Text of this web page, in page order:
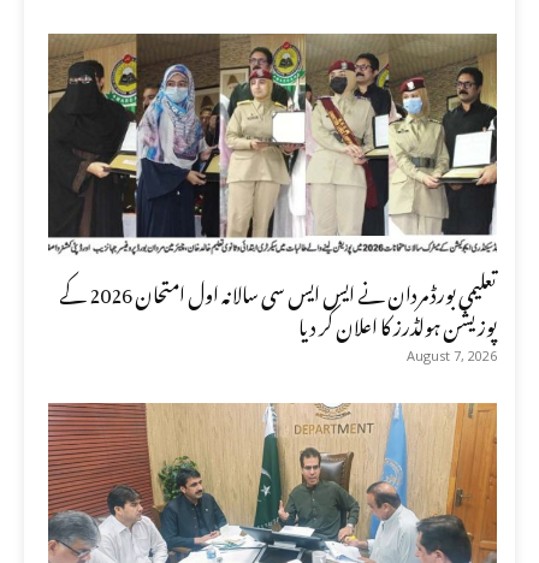
تعلیمی بورڈ مردان نے ایس ایس سی سالانہ اول امتحان 2026 کے
پوزیشن ہولڈرز کا اعلان کر دیا
August 7, 2026